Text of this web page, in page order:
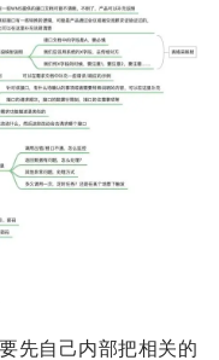
先自己内部把相关的